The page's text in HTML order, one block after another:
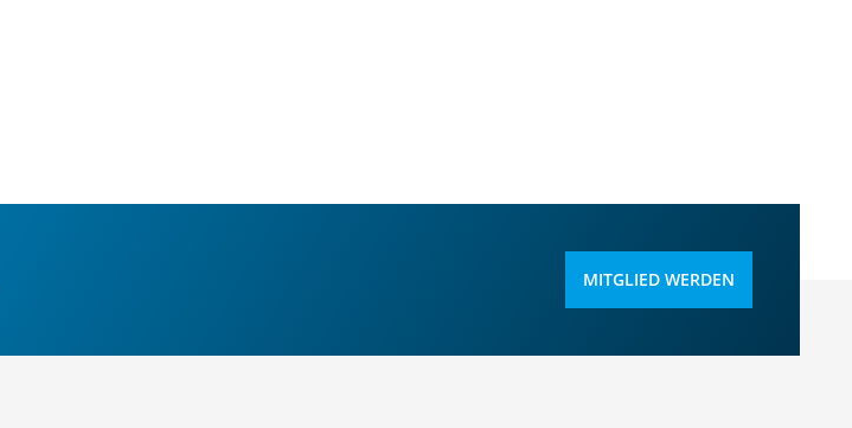
MITGLIED WERDEN